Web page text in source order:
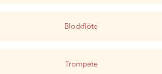
Blockflöte
Trompete